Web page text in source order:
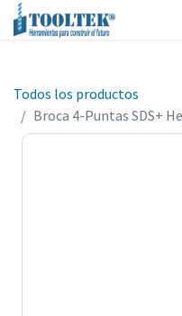
Todos los productos
Broca 4-Puntas SDS+